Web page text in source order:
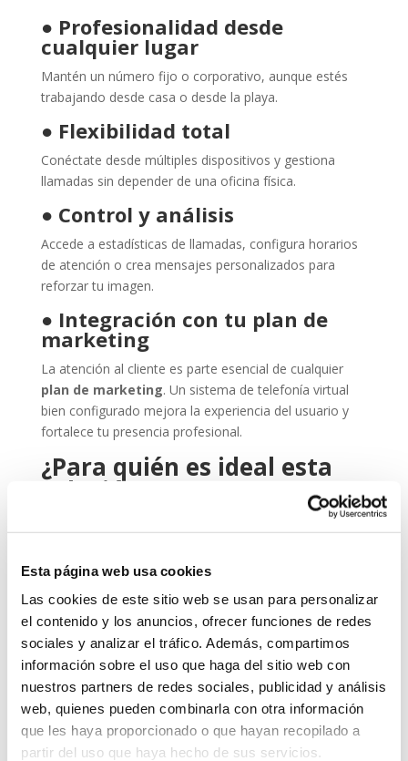
Esta página web usa cookies
Las cookies de este sitio web se usan para personalizar
el contenido y los anuncios, ofrecer funciones de redes
sociales y analizar el tráfico. Además, compartimos
información sobre el uso que haga del sitio web con
nuestros partners de redes sociales, publicidad y análisis
web, quienes pueden combinarla con otra información
que les haya proporcionado o que hayan recopilado a
partir del uso que haya hecho de sus servicios.
● Profesionalidad desde
cualquier lugar
Mantén un número fijo o corporativo, aunque estés
trabajando desde casa o desde la playa.
● Flexibilidad total
Conéctate desde múltiples dispositivos y gestiona
llamadas sin depender de una oficina física.
● Control y análisis
Accede a estadísticas de llamadas, configura horarios
de atención o crea mensajes personalizados para
reforzar tu imagen.
● Integración con tu plan de
marketing
La atención al cliente es parte esencial de cualquier
plan de marketing. Un sistema de telefonía virtual
bien configurado mejora la experiencia del usuario y
fortalece tu presencia profesional.
¿Para quién es ideal esta
solución?
más profesional.
Empresas con trabajadores híbridos o en remoto.
Equipos comerciales que necesitan agilidad y
movilidad.
Profesionales de sectores comomarketing
digital
, consultoría, formación o atención al cliente.
Sea cual sea tu perfil, lo importante es que cuentes